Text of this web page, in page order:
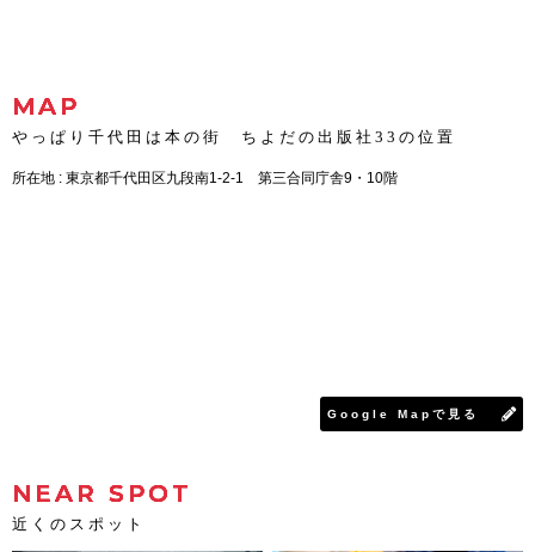
MAP
やっぱり千代田は本の街 ちよだの出版社33の位置
Google Mapで見る
所在地 : 東京都千代田区九段南1-2-1 第三合同庁舎9・10階
NEAR SPOT
近くのスポット